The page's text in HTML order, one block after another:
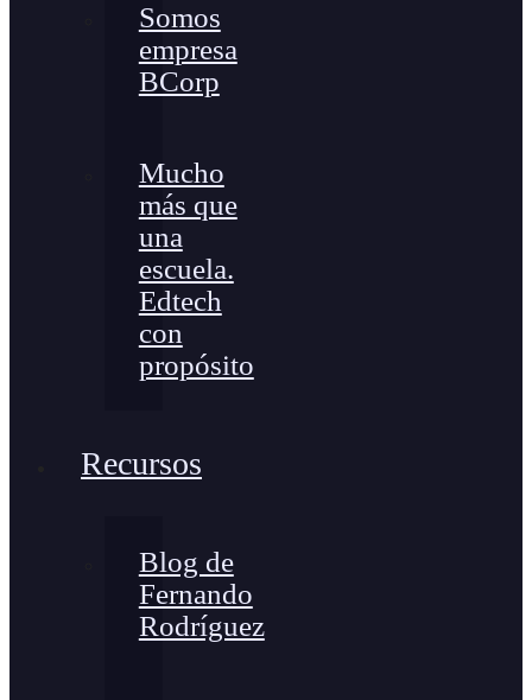
Somos
empresa
BCorp
Mucho
más que
una
escuela.
Edtech
con
propósito
Recursos
Blog de
Fernando
Rodríguez